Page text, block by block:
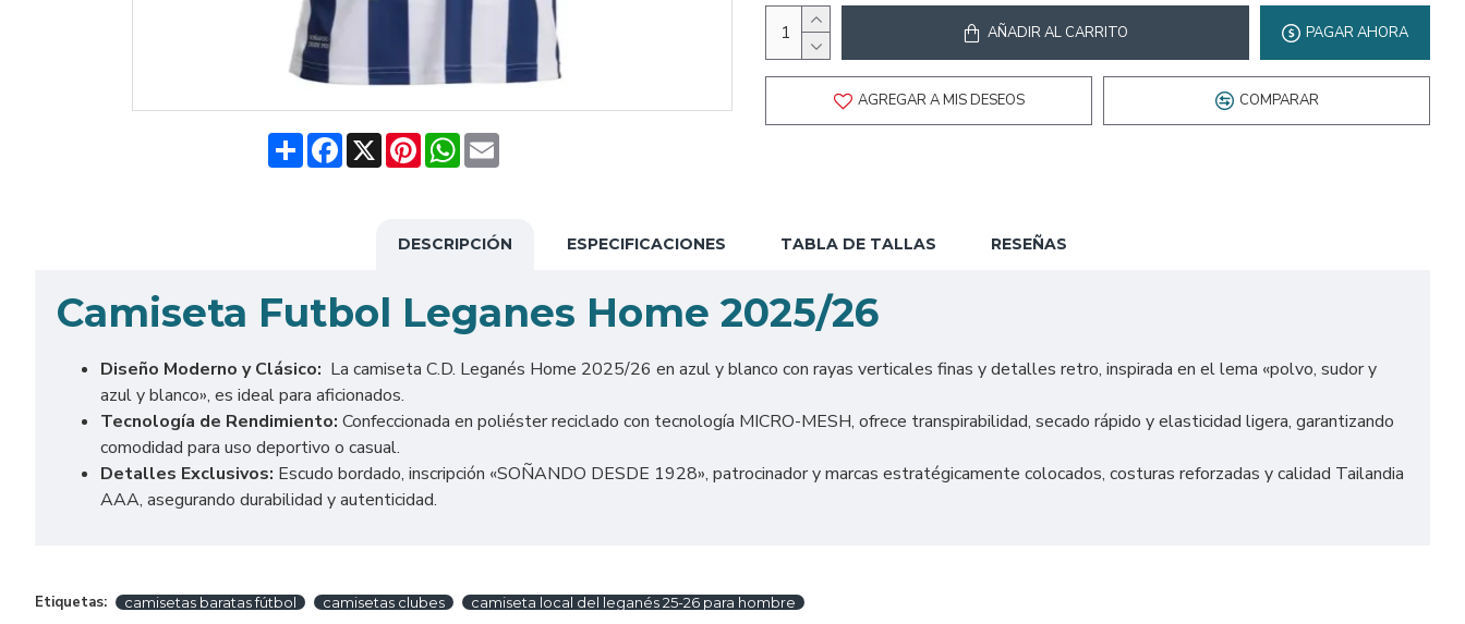
ShareFacebook
X PinterestWhatsApp
Email
AÑADIR AL CARRITO PAGAR AHORA
AGREGAR A MIS DESEOS COMPARAR
DESCRIPCIÓN ESPECIFICACIONES TABLA DE TALLAS RESEÑAS
Camiseta Futbol Leganes Home 2025/26
Diseño Moderno y Clásico: La camiseta C.D. Leganés Home 2025/26 en azul y blanco con rayas verticales finas y detalles retro, inspirada en el lema «polvo, sudor y
azul y blanco», es ideal para aficionados.
Tecnología de Rendimiento: Confeccionada en poliéster reciclado con tecnología MICRO-MESH, ofrece transpirabilidad, secado rápido y elasticidad ligera, garantizando
comodidad para uso deportivo o casual.
Detalles Exclusivos: Escudo bordado, inscripción «SOÑANDO DESDE 1928», patrocinador y marcas estratégicamente colocados, costuras reforzadas y calidad Tailandia
AAA, asegurando durabilidad y autenticidad.
Etiquetas: camisetas baratas fútbol camisetas clubes camiseta local del leganés 25-26 para hombre